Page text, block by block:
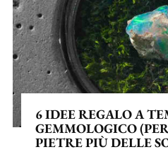
6 IDEE REGALO A
GEMMOLOGICO
PIETRE PIÙ DELLE